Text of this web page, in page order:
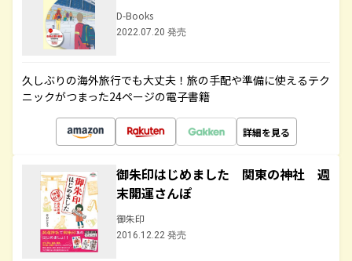
D-Books
2022.07.20 発売
久しぶりの海外旅行でも大丈夫！旅の手配や準備に使えるテク
ニックがつまった24ページの電子書籍
詳細を見る
御朱印はじめました 関東の神社 週
末開運さんぽ
御朱印
2016.12.22 発売